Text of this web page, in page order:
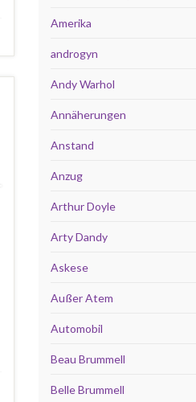
Amerika
androgyn
Andy Warhol
Annäherungen
Anstand
Anzug
Arthur Doyle
Arty Dandy
Askese
Außer Atem
Automobil
Beau Brummell
Belle Brummell